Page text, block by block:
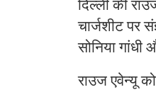
दिल्ली की
चार्जशीट पर
सोनिया गांधी
राउज एवेन्यू